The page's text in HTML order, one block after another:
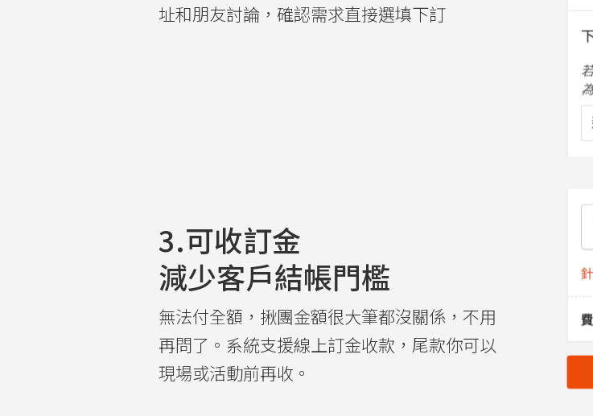
址和朋友討論，確認需求直接選填下訂
3.可收訂金
減少客戶結帳門檻
無法付全額，揪團金額很大筆都沒關係，不用
再問了。系統支援線上訂金收款，尾款你可以
現場或活動前再收。